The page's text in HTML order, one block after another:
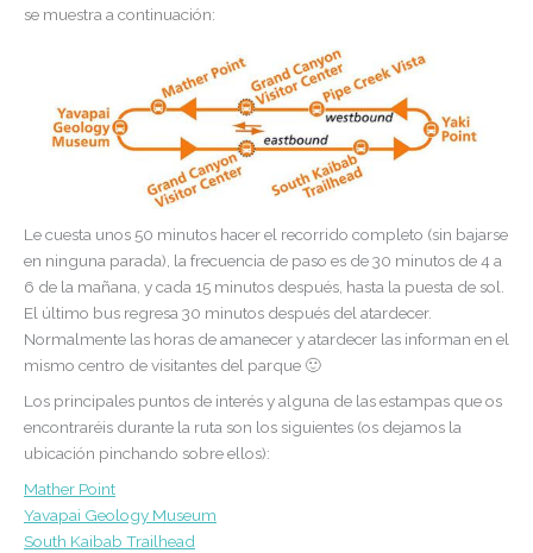
se muestra a continuación:
Le cuesta unos 50 minutos hacer el recorrido completo (sin bajarse
en ninguna parada), la frecuencia de paso es de 30 minutos de 4 a
6 de la mañana, y cada 15 minutos después, hasta la puesta de sol.
El último bus regresa 30 minutos después del atardecer.
Normalmente las horas de amanecer y atardecer las informan en el
mismo centro de visitantes del parque 🙂
Los principales puntos de interés y alguna de las estampas que os
encontraréis durante la ruta son los siguientes (os dejamos la
ubicación pinchando sobre ellos):
Mather Point
Yavapai Geology Museum
South Kaibab Trailhead